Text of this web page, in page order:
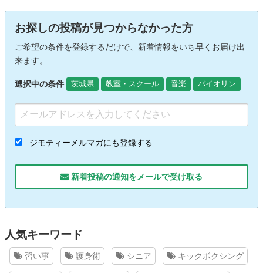
お探しの投稿が見つからなかった方
ご希望の条件を登録するだけで、新着情報をいち早くお届け出
来ます。
選択中の条件 茨城県 教室・スクール 音楽 バイオリン
ジモティーメルマガにも登録する
新着投稿の通知をメールで受け取る
人気キーワード
習い事 護身術 シニア キックボクシング